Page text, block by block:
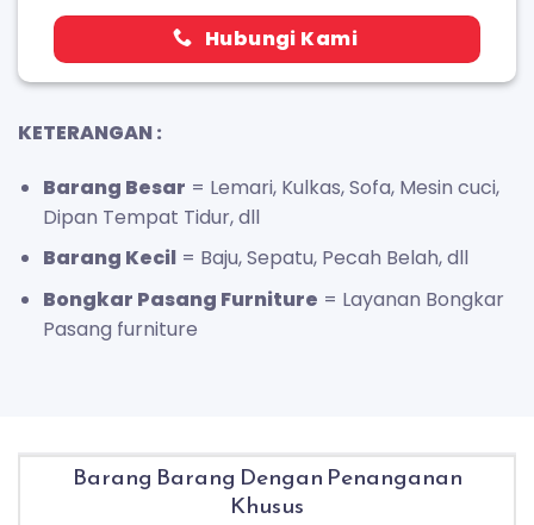
Hubungi Kami
KETERANGAN :
Barang Besar = Lemari, Kulkas, Sofa, Mesin cuci,
Dipan Tempat Tidur, dll
Barang Kecil= Baju, Sepatu, Pecah Belah, dll
Bongkar Pasang Furniture = Layanan Bongkar
Pasang furniture
Barang Barang Dengan Penanganan
Khusus